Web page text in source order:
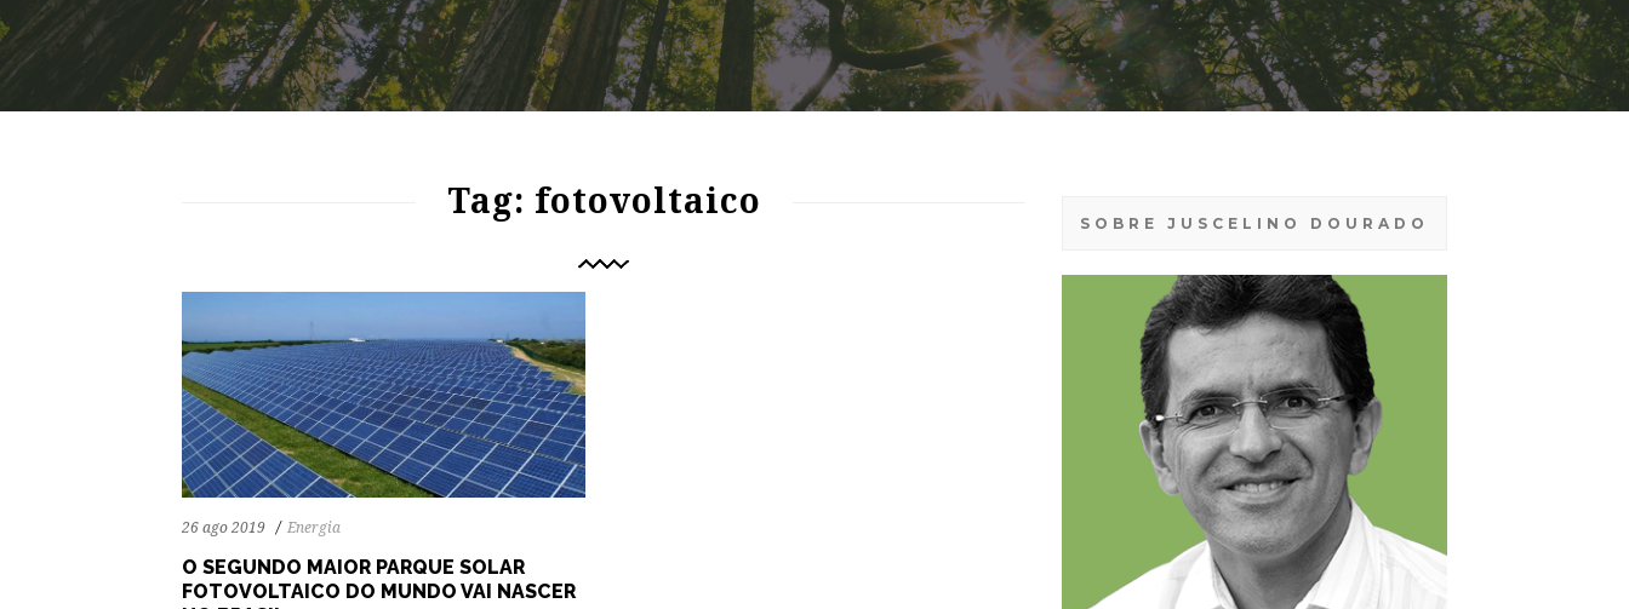
Tag: fotovoltaico
26 ago 2019 Energia
O SEGUNDO MAIOR PARQUE SOLAR
FOTOVOLTAICO DO MUNDO VAI NASCER
SOBRE JUSCELINO DOURADO